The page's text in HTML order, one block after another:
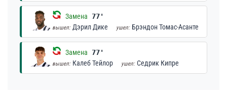
Замена 77'
вышел: Дэрил Дике ушел: Брэндон Томас-Асанте
Замена 77'
вышел: Калеб Тейлор ушел: Седрик Кипре